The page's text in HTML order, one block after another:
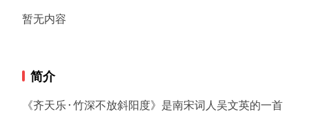
暂无内容
简介
《齐天乐·竹深不放斜阳度》是南宋词人吴文英的一首